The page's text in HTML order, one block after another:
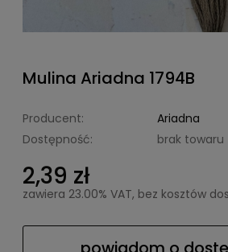
Mulina Ariadna 1794B
Producent:
Ariadna
Dostępność:
brak towaru
2,39 zł
zawiera 23.00% VAT, bez kosztów